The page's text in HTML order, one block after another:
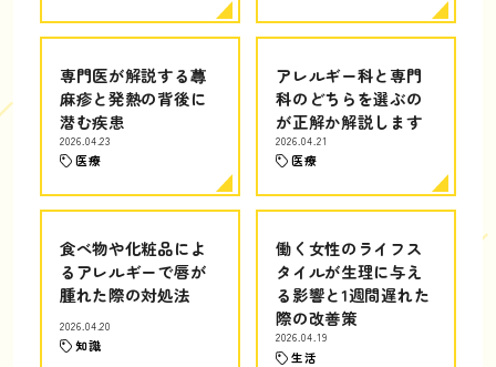
専門医が解説する蕁
麻疹と発熱の背後に
潜む疾患
2026.04.23
医療
アレルギー科と専門
科のどちらを選ぶの
が正解か解説します
2026.04.21
医療
食べ物や化粧品によ
るアレルギーで唇が
腫れた際の対処法
2026.04.20
知識
働く女性のライフス
タイルが生理に与え
る影響と1週間遅れた
際の改善策
2026.04.19
生活